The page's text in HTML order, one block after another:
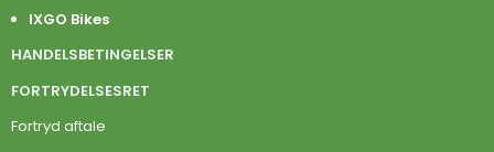
IXGO Bikes
HANDELSBETINGELSER
FORTRYDELSESRET
Fortryd aftale